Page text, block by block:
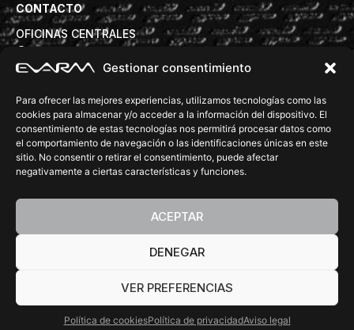
Gestionar consentimiento
Para ofrecer las mejores experiencias, utilizamos tecnologías como las
cookies para almacenar y/o acceder a la información del dispositivo. El
consentimiento de estas tecnologías nos permitirá procesar datos como
el comportamiento de navegación o las identificaciones únicas en este
sitio. No consentir o retirar el consentimiento, puede afectar
negativamente a ciertas características y funciones.
ACEPTAR
DENEGAR
VER PREFERENCIAS
Política de cookiesPolítica de privacidadAviso legal
CONTACTO
OFICINAS CENTRALES
info@evarm.com
+34932809972
DELEGACIONES COMERCIALES
tecnica@evarm.com
+34932809972
SÍGUENOS:
©Copyright 2026 EVARM. All rights reserved.
Barcelona
Política de privacidad Aviso legal